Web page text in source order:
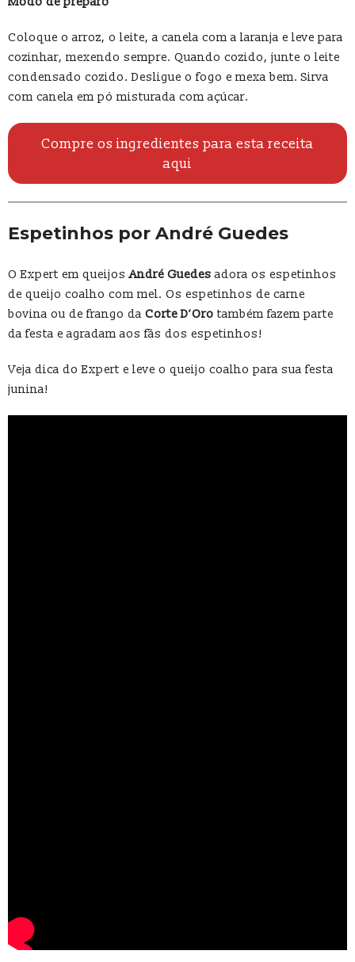
Coloque o arroz, o leite, a canela com a laranja e leve para
cozinhar, mexendo sempre. Quando cozido, junte o leite
condensado cozido. Desligue o fogo e mexa bem. Sirva
com canela em pó misturada com açúcar.
Compre os ingredientes para esta receita
aqui
Espetinhos por André Guedes
O Expert em queijosAndré Guedes adora os espetinhos
de queijo coalho com mel. Os espetinhos de carne
bovina ou de frango da Corte D’Oro também fazem parte
da festa e agradam aos fãs dos espetinhos!
Veja dica do Expert e leve o queijo coalho para sua festa
junina!